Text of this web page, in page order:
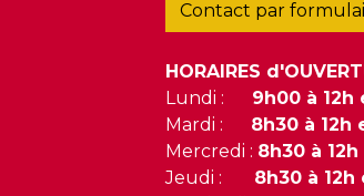
Contact par
HORAIRES
Lundi :
9h00 à 12h
Mardi :
8h30 à 12h
Mercredi : 8h30 à
Jeudi :
8h30 à 12h